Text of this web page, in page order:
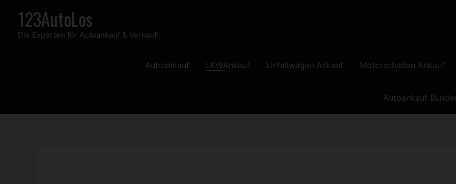
springen
123AutoLos
Die Experten für Autoankauf & Verkauf
Autoankauf LKWAnkauf Unfallwagen Ankauf Motorschaden Ankauf
Autoankauf